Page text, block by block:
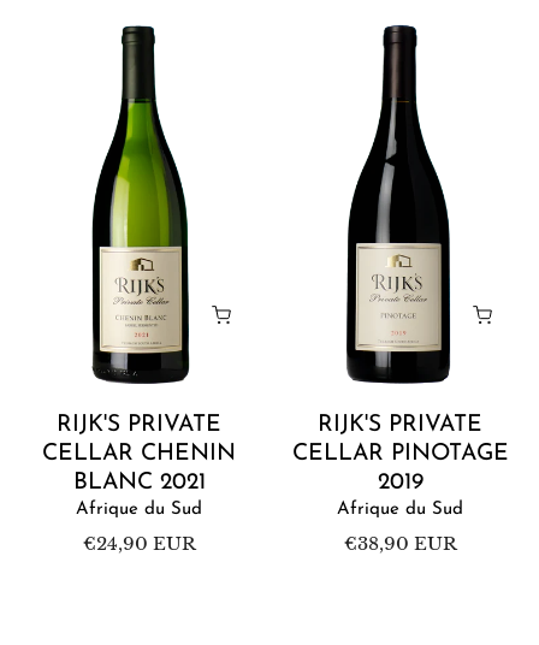
Ajouter au panier
RIJK'S PRIVATE
CELLAR CHENIN
BLANC 2021
Afrique du Sud
Prix
habituel
€24,90 EUR
RIJK'S PRIVATE
CELLAR PINOTAGE
2019
Afrique du Sud
Prix
habituel
€38,90 EUR